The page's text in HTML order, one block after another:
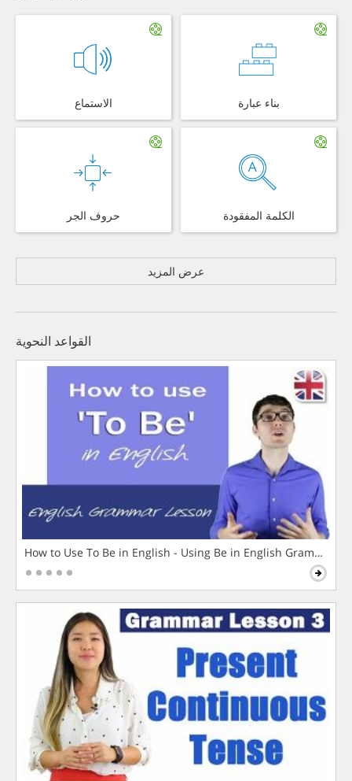
الاستماع بناء عبارة
حروف الجر الكلمة المفقودة
عرض المزيد
القواعد النحوية
How to Use To Be in English - Using Be in English Grammar